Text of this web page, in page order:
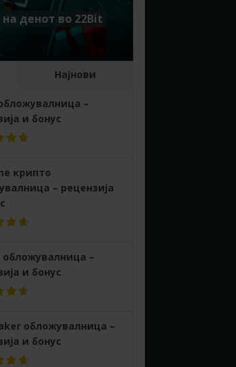
денот во 22Bit
Најнови
–
и бонус
крипто
– рецензија
обложувалница –
и бонус
обложувалница –
и бонус